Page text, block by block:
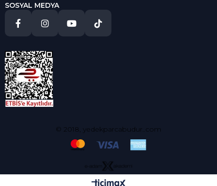
SOSYAL MEDYA
© 2018, yedekparcabudur..com